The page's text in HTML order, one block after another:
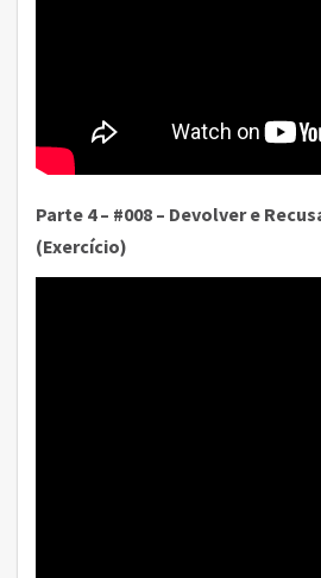
Parte 4 – #008 – Devolver e
(Exercício)